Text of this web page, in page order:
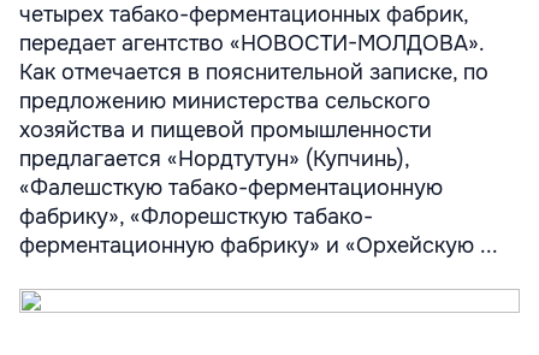
четырех табако-ферментационных фабрик,
передает агентство «НОВОСТИ-МОЛДОВА».
Как отмечается в пояснительной записке, по
предложению министерства сельского
хозяйства и пищевой промышленности
предлагается «Нордтутун» (Купчинь),
«Фалешсткую табако-ферментационную
фабрику», «Флорешсткую табако-
ферментационную фабрику» и «Орхейскую ...